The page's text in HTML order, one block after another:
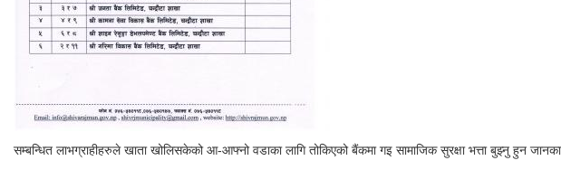
सम्बन्धित लाभग्राहीहरुले खाता खोलिसकेको आ-आफ्नो वडाका लागि तोकिएको बैंकमा गइ सामाजिक सुरक्षा भत्ता बुझ्न‍ु हुन